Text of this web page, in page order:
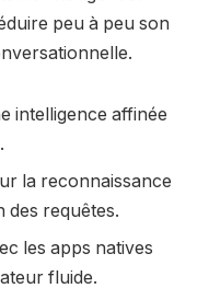
peu à peu son
intelligence affinée
la reconnaissance
des requêtes.
les apps natives
fluide.